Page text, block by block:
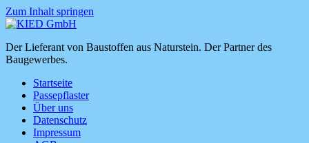
Zum Inhalt springen
KIED
GmbH
Der Lieferant von Baustoffen aus Naturstein. Der Partner des
Baugewerbes.
Startseite
Passepflaster
Über uns
Datenschutz
Impressum